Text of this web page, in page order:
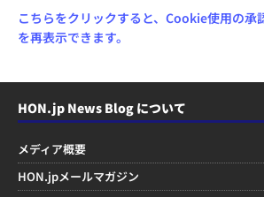
こちらをクリックすると、Cookie使用の承
を再表示できます。
HON.jp News Blog について
メディア概要
HON.jpメールマガジン